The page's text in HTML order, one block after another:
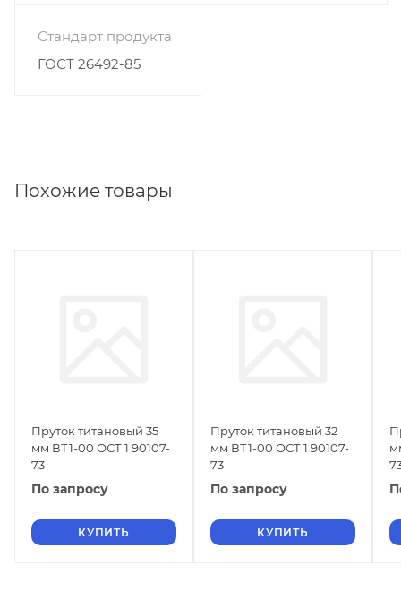
Стандарт продукта
ГОСТ 26492-85
Похожие товары
Пруток титановый 35
мм ВТ1-00 ОСТ 1 90107-
73
По запросу
КУПИТЬ
Пруток титановый 32
мм ВТ1-00 ОСТ 1 90107-
73
По запросу
КУПИТЬ